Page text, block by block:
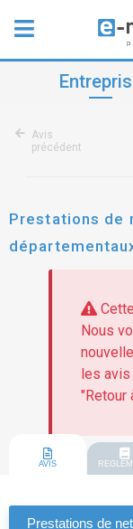
Avis
précédent
Prestations de
Nous
les
"Retour
AVIS
Prestations de